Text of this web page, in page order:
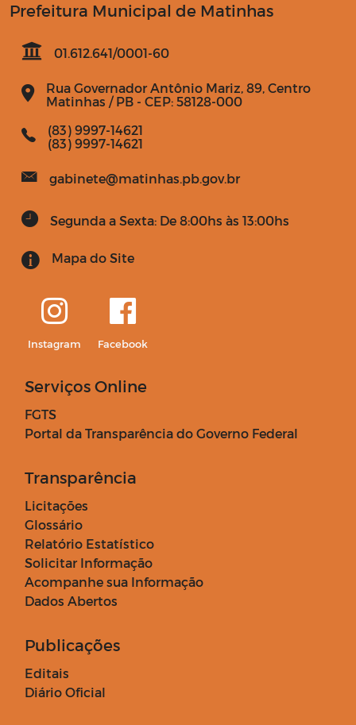
Prefeitura Municipal de Matinhas
01.612.641/0001-60
Rua Governador Antônio Mariz, 89, Centro
Matinhas / PB - CEP: 58128-000
(83) 9997-14621
(83) 9997-14621
gabinete@matinhas.pb.gov.br
Segunda a Sexta: De 8:00hs às 13:00hs
Mapa do Site
Instagram Facebook
Serviços Online
FGTS
Portal da Transparência do Governo Federal
Transparência
Licitações
Glossário
Relatório Estatístico
Solicitar Informação
Acompanhe sua Informação
Dados Abertos
Publicações
Editais
Diário Oficial